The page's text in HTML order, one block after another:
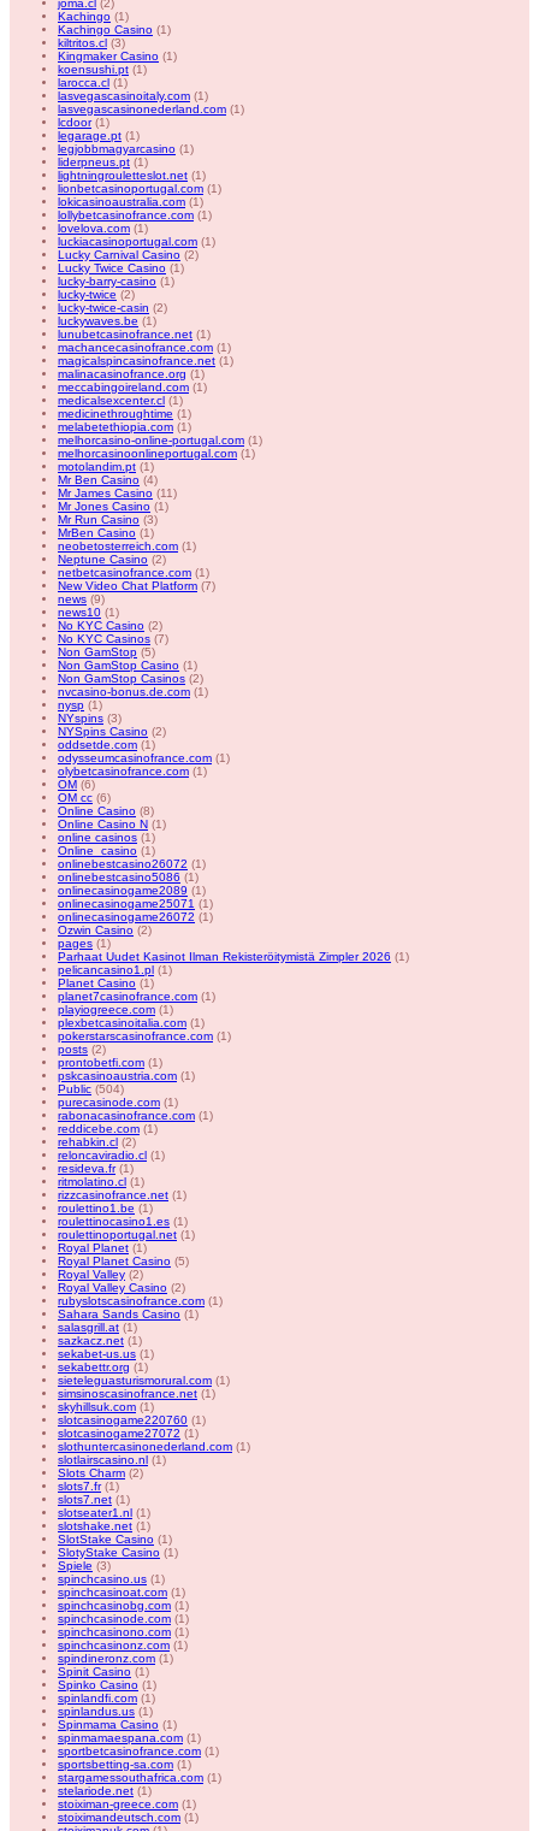
joma.cl (2)
Kachingo (1)
Kachingo Casino (1)
kiltritos.cl (3)
Kingmaker Casino (1)
koensushi.pt (1)
larocca.cl (1)
lasvegascasinoitaly.com (1)
lasvegascasinonederland.com (1)
lcdoor(1)
legarage.pt (1)
legjobbmagyarcasino (1)
liderpneus.pt (1)
lightningrouletteslot.net (1)
lionbetcasinoportugal.com (1)
lokicasinoaustralia.com (1)
lollybetcasinofrance.com (1)
lovelova.com (1)
luckiacasinoportugal.com (1)
Lucky Carnival Casino (2)
Lucky Twice Casino (1)
lucky-barry-casino (1)
lucky-twice (2)
lucky-twice-casin (2)
luckywaves.be (1)
lunubetcasinofrance.net (1)
machancecasinofrance.com (1)
magicalspincasinofrance.net (1)
malinacasinofrance.org (1)
meccabingoireland.com (1)
medicalsexcenter.cl (1)
medicinethroughtime (1)
melabetethiopia.com (1)
melhorcasino-online-portugal.com (1)
melhorcasinoonlineportugal.com (1)
motolandim.pt (1)
Mr Ben Casino (4)
Mr James Casino (11)
Mr Jones Casino (1)
Mr Run Casino (3)
MrBen Casino (1)
neobetosterreich.com (1)
Neptune Casino (2)
netbetcasinofrance.com (1)
New Video Chat Platform (7)
news (9)
news10 (1)
No KYC Casino (2)
No KYC Casinos (7)
Non GamStop (5)
Non GamStop Casino (1)
Non GamStop Casinos (2)
nvcasino-bonus.de.com (1)
nysp (1)
NYspins (3)
NYSpins Casino (2)
oddsetde.com (1)
odysseumcasinofrance.com (1)
olybetcasinofrance.com (1)
OM (6)
OM cc (6)
Online Casino (8)
Online Casino N (1)
online casinos (1)
Online_casino (1)
onlinebestcasino26072 (1)
onlinebestcasino5086 (1)
onlinecasinogame2089 (1)
onlinecasinogame25071 (1)
onlinecasinogame26072 (1)
Ozwin Casino (2)
pages (1)
Parhaat Uudet Kasinot Ilman Rekisteröitymistä Zimpler 2026 (1)
pelicancasino1.pl (1)
Planet Casino (1)
planet7casinofrance.com (1)
playiogreece.com (1)
plexbetcasinoitalia.com (1)
pokerstarscasinofrance.com (1)
posts (2)
prontobetfi.com (1)
pskcasinoaustria.com (1)
Public (504)
purecasinode.com (1)
rabonacasinofrance.com (1)
reddicebe.com (1)
rehabkin.cl (2)
reloncaviradio.cl (1)
resideva.fr(1)
ritmolatino.cl (1)
rizzcasinofrance.net (1)
roulettino1.be (1)
roulettinocasino1.es (1)
roulettinoportugal.net (1)
Royal Planet (1)
Royal Planet Casino (5)
Royal Valley (2)
Royal Valley Casino (2)
rubyslotscasinofrance.com (1)
Sahara Sands Casino (1)
salasgrill.at (1)
sazkacz.net (1)
sekabet-us.us (1)
sekabettr.org (1)
sieteleguasturismorural.com (1)
simsinoscasinofrance.net (1)
skyhillsuk.com (1)
slotcasinogame220760 (1)
slotcasinogame27072 (1)
slothuntercasinonederland.com (1)
slotlairscasino.nl (1)
Slots Charm (2)
slots7.fr(1)
slots7.net (1)
slotseater1.nl (1)
slotshake.net (1)
SlotStake Casino (1)
SlotyStake Casino (1)
Spiele (3)
spinchcasino.us (1)
spinchcasinoat.com (1)
spinchcasinobg.com (1)
spinchcasinode.com (1)
spinchcasinono.com (1)
spinchcasinonz.com (1)
spindineronz.com (1)
Spinit Casino (1)
Spinko Casino (1)
spinlandfi.com (1)
spinlandus.us (1)
Spinmama Casino (1)
spinmamaespana.com (1)
sportbetcasinofrance.com (1)
sportsbetting-sa.com (1)
stargamessouthafrica.com (1)
stelariode.net (1)
stoiximan-greece.com (1)
stoiximandeutsch.com (1)